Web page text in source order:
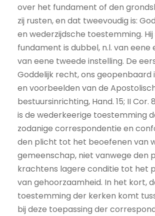
over het fundament of den
zij rusten, en dat tweevoudig is:
en wederzijdsche toestemming. Hij
fundament is dubbel, n.l. van eene
van eene tweede instelling. De
Goddelijk recht, ons geopenbaard
en voorbeelden van de
bestuursinrichting, Hand. 15; II Cor.
is de wederkeerige toestemming
zodanige correspondentie en
den plicht tot het beoefenen van
gemeenschap, niet vanwege den
krachtens lagere conditie tot het
van gehoorzaamheid. In het kort,
toestemming der kerken komt
bij deze toepassing der